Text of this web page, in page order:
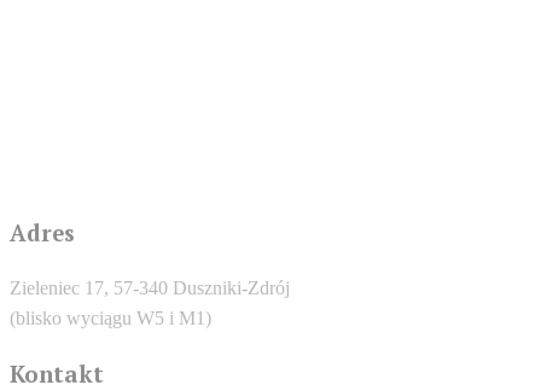
Adres
Zieleniec 17, 57-340 Duszniki-Zdrój
(blisko wyciągu W5 i M1)
Kontakt